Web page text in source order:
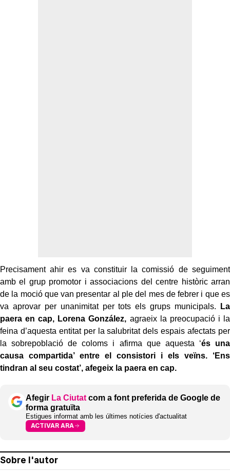
Precisament ahir es va constituir la comissió de seguiment
amb el grup promotor i associacions del centre històric arran
de la moció que van presentar al ple del mes de febrer i que es
va aprovar per unanimitat per tots els grups municipals. La
paera en cap, Lorena González, agraeix la preocupació i la
feina d’aquesta entitat per la salubritat dels espais afectats per
la sobrepoblació de coloms i afirma que aquesta ‘és una
causa compartida’ entre el consistori i els veïns. ‘Ens
tindran al seu costat’, afegeix la paera en cap.
Afegir La Ciutat com a font preferida de Google de
forma gratuïta
Estigues informat amb les últimes notícies d'actualitat
ACTIVAR ARA
Sobre l'autor